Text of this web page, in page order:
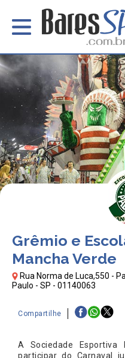
Grêmio e
Mancha Verde
Rua Norma de Luca,550 -
Paulo - SP - 01140063
Compartilhe
A Sociedade Esportiva
participar do Carnaval